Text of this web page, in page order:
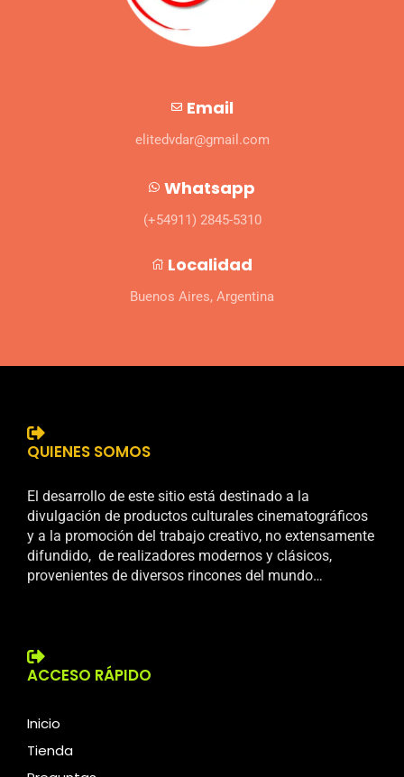
Email
elitedvdar@gmail.com
Whatsapp
(+54911) 2845-5310
Localidad
Buenos Aires, Argentina
QUIENES SOMOS
El desarrollo de este sitio está destinado a la
divulgación de productos culturales cinematográficos
y a la promoción del trabajo creativo, no extensamente
difundido, de realizadores modernos y clásicos,
provenientes de diversos rincones del mundo…
ACCESO RÁPIDO
Inicio
Tienda